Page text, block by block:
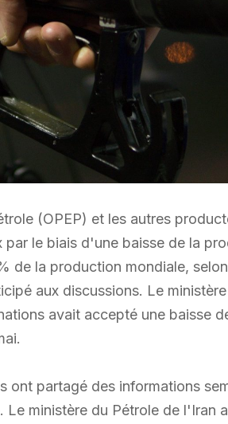
(OPEP) et les autres
par le biais d'une baisse de la
de la production mondiale,
aux discussions. Le
avait accepté une baisse
ont partagé des informations
ministère du Pétrole de l'Iran